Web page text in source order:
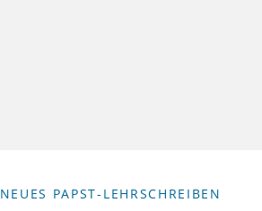
NEUES PAPST-LEHRSCHREIBEN